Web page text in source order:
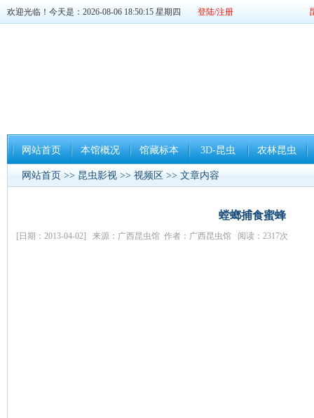
欢迎光临！今天是：2026-08-06 18:50:16 星期四 登陆/注册
网站首页 本馆概况 馆藏标本 3D-昆虫 农林昆虫
网站首页 >> 昆虫影视 >> 视频区 >> 文章内容
螳螂捕食蜜蜂
[日期：2013-04-02] 来源：广西昆虫馆 作者：广西昆虫馆 阅读：2317次